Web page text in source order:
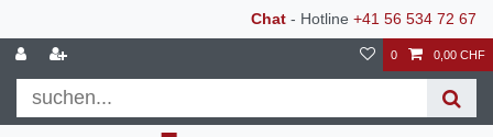
Chat - Hotline +41 56 534 72 67
0 0,00 CHF